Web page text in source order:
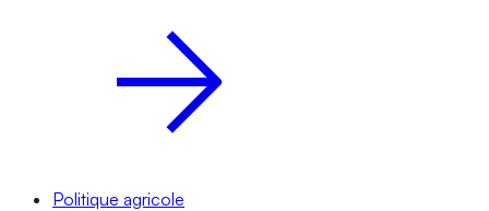
Politique agricole